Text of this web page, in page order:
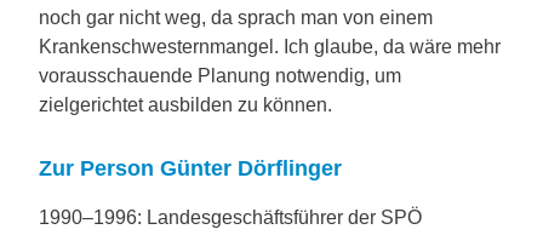
noch gar nicht weg, da sprach man von einem
Krankenschwesternmangel. Ich glaube, da wäre mehr
vorausschauende Planung notwendig, um
zielgerichtet ausbilden zu können.
Zur Person Günter Dörflinger
1990–1996: Landesgeschäftsführer der SPÖ